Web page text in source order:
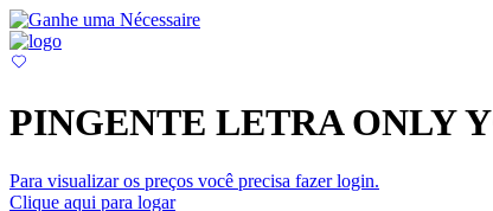
PINGENTE LETRA ONLY
Para visualizar os preços você precisa fazer login.
Clique aqui para logar